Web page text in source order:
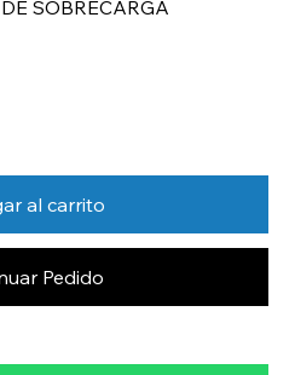
SOBRECARGA
al carrito
Pedido